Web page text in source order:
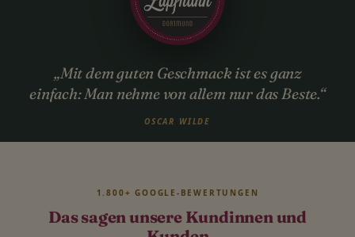
„Mit dem guten Geschmack ist es ganz
einfach: Man nehme von allem nur das Beste.“
OSCAR WILDE
Das sagen unsere Kundinnen und
1.800+ GOOGLE-BEWERTUNGEN